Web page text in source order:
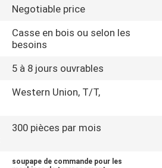
Negotiable price
Casse en bois ou selon les
besoins
5 à 8 jours ouvrables
Western Union, T/T,
300 pièces par mois
soupape de commande pour les